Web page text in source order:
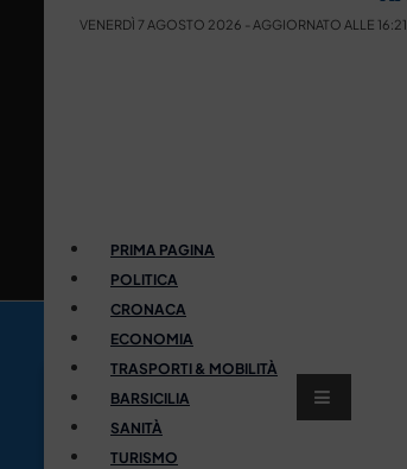
VENERDÌ 7 AGOSTO 2026 - AGGIORNATO ALLE 16:21
PRIMA PAGINA
POLITICA
CRONACA
ECONOMIA
TRASPORTI & MOBILITÀ
BARSICILIA
SANITÀ
TURISMO